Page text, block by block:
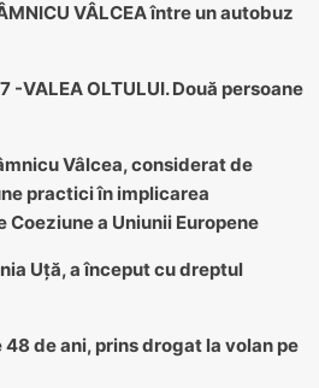
VÂLCEA între un autobuz
-VALEA OLTULUI. Două persoane
Vâlcea, considerat de
practici în implicarea
a Uniunii Europene
Uță, a început cu dreptul
48 de ani, prins drogat la volan pe